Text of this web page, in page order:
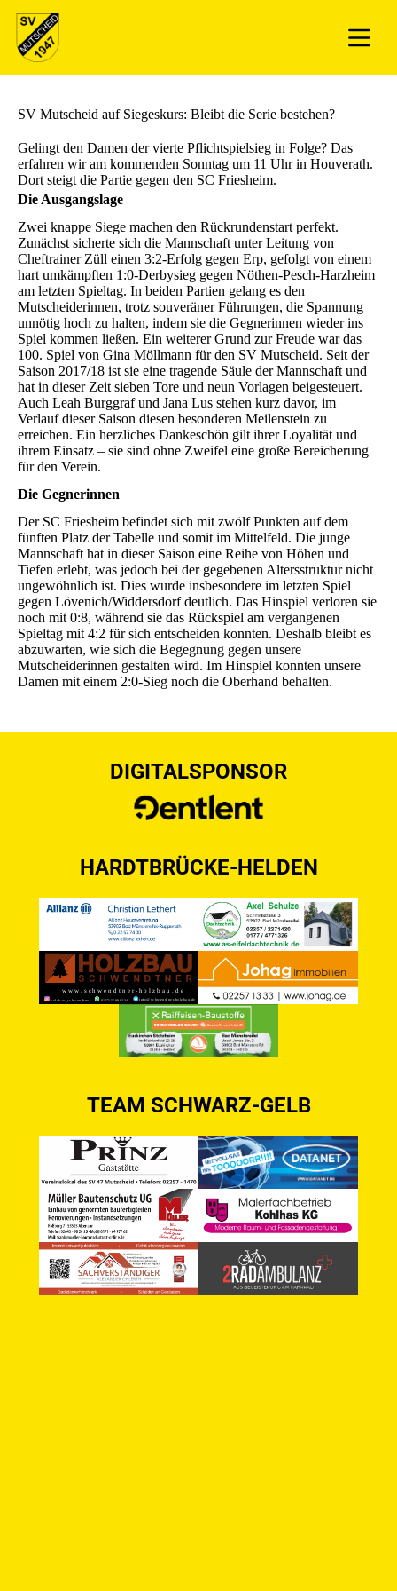
SV Mutscheid auf Siegeskurs: Bleibt die Serie bestehen?
Gelingt den Damen der vierte Pflichtspielsieg in Folge? Das
erfahren wir am kommenden Sonntag um 11 Uhr in Houverath.
Dort steigt die Partie gegen den SC Friesheim.
Die Ausgangslage
Zwei knappe Siege machen den Rückrundenstart perfekt.
Zunächst sicherte sich die Mannschaft unter Leitung von
Cheftrainer Züll einen 3:2-Erfolg gegen Erp, gefolgt von einem
hart umkämpften 1:0-Derbysieg gegen Nöthen-Pesch-Harzheim
am letzten Spieltag. In beiden Partien gelang es den
Mutscheiderinnen, trotz souveräner Führungen, die Spannung
unnötig hoch zu halten, indem sie die Gegnerinnen wieder ins
Spiel kommen ließen. Ein weiterer Grund zur Freude war das
100. Spiel von Gina Möllmann für den SV Mutscheid. Seit der
Saison 2017/18 ist sie eine tragende Säule der Mannschaft und
hat in dieser Zeit sieben Tore und neun Vorlagen beigesteuert.
Auch Leah Burggraf und Jana Lus stehen kurz davor, im
Verlauf dieser Saison diesen besonderen Meilenstein zu
erreichen. Ein herzliches Dankeschön gilt ihrer Loyalität und
ihrem Einsatz – sie sind ohne Zweifel eine große Bereicherung
für den Verein.
Die Gegnerinnen
Der SC Friesheim befindet sich mit zwölf Punkten auf dem
fünften Platz der Tabelle und somit im Mittelfeld. Die junge
Mannschaft hat in dieser Saison eine Reihe von Höhen und
Tiefen erlebt, was jedoch bei der gegebenen Altersstruktur nicht
ungewöhnlich ist. Dies wurde insbesondere im letzten Spiel
gegen Lövenich/Widdersdorf deutlich. Das Hinspiel verloren sie
noch mit 0:8, während sie das Rückspiel am vergangenen
Spieltag mit 4:2 für sich entscheiden konnten. Deshalb bleibt es
abzuwarten, wie sich die Begegnung gegen unsere
Mutscheiderinnen gestalten wird. Im Hinspiel konnten unsere
Damen mit einem 2:0-Sieg noch die Oberhand behalten.
DIGITALSPONSOR
HARDTBRÜCKE-HELDEN
TEAM SCHWARZ-GELB